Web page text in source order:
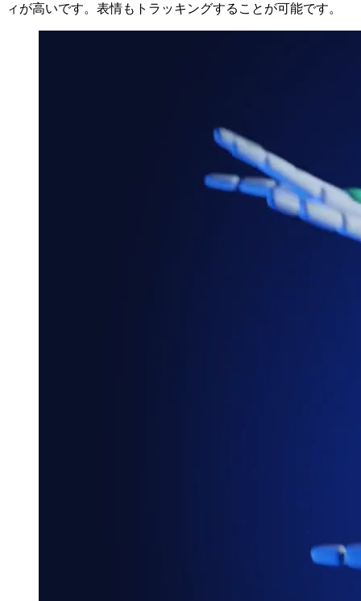
ィが高いです。表情もトラッキングすることが可能です。